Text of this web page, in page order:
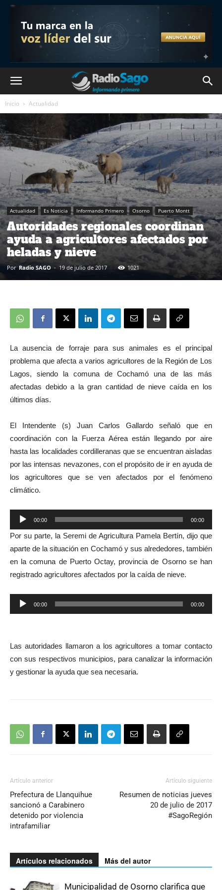
Inicio Actualidad
Actualidad Es Noticia Informando Primero Osorno Puerto Montt
Autoridades regionales coordinan
ayuda a agricultores afectados por
heladas y nieve
Por Radio SAGO - 19 de julio de 2017 1021
La ausencia de forraje para sus animales es el principal
problema que afecta a varios agricultores de la Región de Los
Lagos, siendo la comuna de Cochamó una de las más
afectadas debido a la gran cantidad de nieve caída en los
últimos días.
El Intendente (s) Juan Carlos Gallardo señaló que en
coordinación con la Fuerza Aérea están llegando por aire
hasta las localidades cordilleranas que se encuentran aisladas
por las intensas nevazones, con el propósito de ir en ayuda de
los agricultores que se ven afectados por el fenómeno
climático.
Reproductor
de
audio
00:00 00:00
Por su parte, la Seremi de Agricultura Pamela Bertín, dijo que
aparte de la situación en Cochamó y sus alrededores, también
en la comuna de Puerto Octay, provincia de Osorno se han
registrado agricultores afectados por la caída de nieve.
Reproductor
de
00:00 00:00
Las autoridades llamaron a los agricultores a tomar contacto
con sus respectivos municipios, para canalizar la información
y gestionar la ayuda que sea necesaria.
Artículo anterior
Prefectura de Llanquihue
sancionó a Carabinero
detenido por violencia
intrafamiliar
Artículo siguiente
Resumen de noticias jueves
20 de julio de 2017
#SagoRegión
Artículos relacionados Más del autor
Municipalidad de Osorno clarifica que